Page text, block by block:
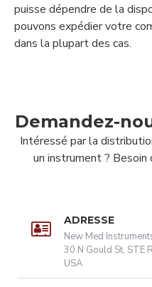
puisse dépendre de la
pouvons expédier votre
dans la plupart des cas.
Demandez-
Intéressé par la
un instrument ? Besoin
ADRESSE
New Med
30 N Gould St, STE
USA